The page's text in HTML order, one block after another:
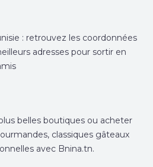
: retrouvez les coordonnées
adresses pour sortir en
belles boutiques ou acheter
classiques gâteaux
avec Bnina.tn.